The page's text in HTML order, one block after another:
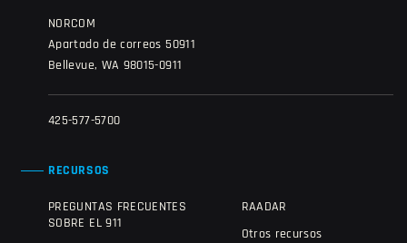
NORCOM
Apartado de correos 50911
Bellevue, WA 98015-0911
425-577-5700
RECURSOS
PREGUNTAS FRECUENTES
SOBRE EL 911
RAADAR
Otros recursos